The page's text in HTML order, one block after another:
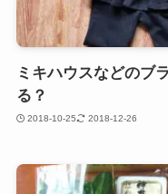
ミキハウスなどのブ
る？
2018-10-25 2018-12-26